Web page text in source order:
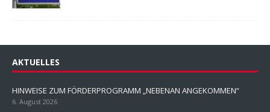
AKTUELLES
HINWEISE ZUM FÖRDERPROGRAMM „NEBENAN ANGEKOMMEN“
6. August 2026